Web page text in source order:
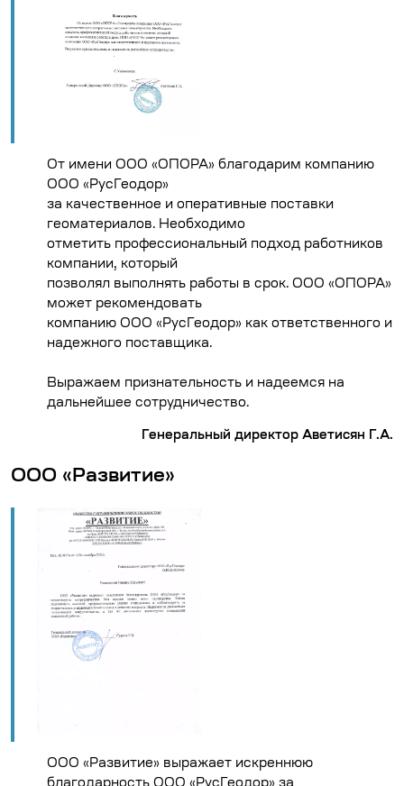
От имени ООО «ОПОРА» благодарим компанию
ООО «РусГеодор»
за качественное и оперативные поставки
геоматериалов. Необходимо
отметить профессиональный подход работников
компании, который
позволял выполнять работы в срок. ООО «ОПОРА»
может рекомендовать
компанию ООО «РусГеодор» как ответственного и
надежного поставщика.
Выражаем признательность и надеемся на
дальнейшее сотрудничество.
Генеральный директор Аветисян Г.А.
ООО «Развитие»
ООО «Развитие» выражает искреннюю